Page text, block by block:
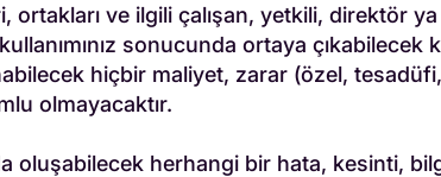
ortakları ve ilgili çalışan, yetkili, direktör
sonucunda ortaya çıkabilecek
hiçbir maliyet, zarar (özel,
olmayacaktır.
oluşabilecek herhangi bir hata, kesinti,